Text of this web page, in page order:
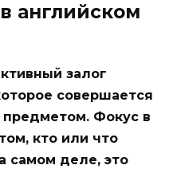
английском
залог
совершается
Фокус в
кто или что
самом деле, это